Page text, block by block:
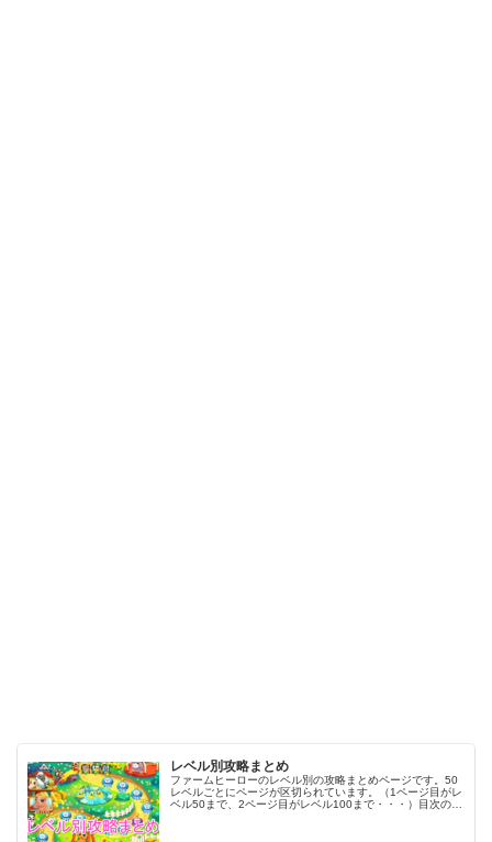
レベル別攻略まとめ
ファームヒーローのレベル別の攻略まとめページです。50
レベルごとにページが区切られています。（1ページ目がレ
ベル50まで、2ページ目がレベル100まで・・・）目次のリ